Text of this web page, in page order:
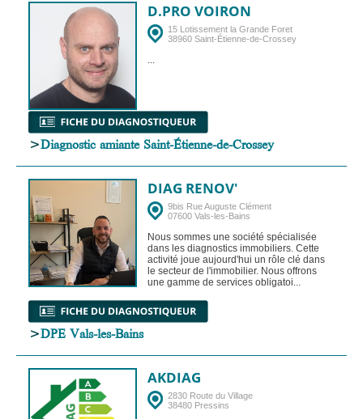
D.PRO VOIRON
15 Lotissement la Grande Foret
38960 Saint-Étienne-de-Crossey
...
>Diagnostic amiante Saint-Étienne-de-Crossey
DIAG RENOV'
9bis Rue Auguste Clément
07600 Vals-les-Bains
Nous sommes une société spécialisée
dans les diagnostics immobiliers. Cette
activité joue aujourd'hui un rôle clé dans
le secteur de l'immobilier. Nous offrons
une gamme de services obligatoi...
>DPE Vals-les-Bains
AKDIAG
2830 Route du Village
38480 Pressins